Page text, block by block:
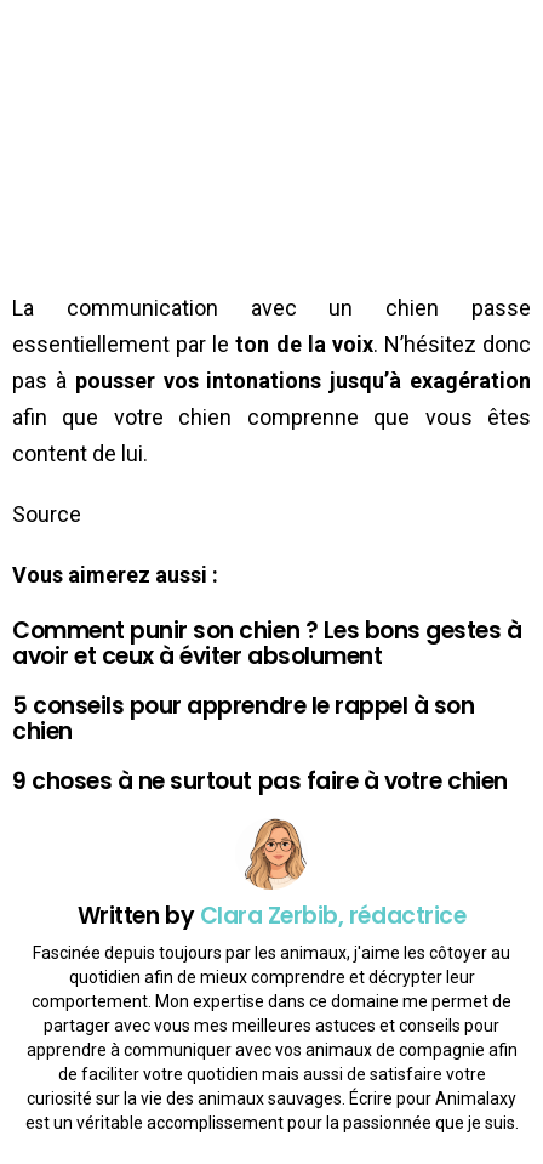
La communication avec un chien passe
essentiellement par le ton de la voix. N’hésitez donc
pas à pousser vos intonations jusqu’à exagération
afin que votre chien comprenne que vous êtes
content de lui.
Source
Vous aimerez aussi :
Comment punir son chien ? Les bons gestes à
avoir et ceux à éviter absolument
5 conseils pour apprendre le rappel à son
chien
9 choses à ne surtout pas faire à votre chien
Written byClara Zerbib, rédactrice
Fascinée depuis toujours par les animaux, j'aime les côtoyer au
quotidien afin de mieux comprendre et décrypter leur
comportement. Mon expertise dans ce domaine me permet de
partager avec vous mes meilleures astuces et conseils pour
apprendre à communiquer avec vos animaux de compagnie afin
de faciliter votre quotidien mais aussi de satisfaire votre
curiosité sur la vie des animaux sauvages. Écrire pour Animalaxy
est un véritable accomplissement pour la passionnée que je suis.